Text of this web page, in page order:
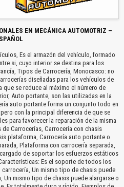
EN MECÁNICA AUTOMOTRIZ –
Es el armazón del vehículo, formado
si, cuyo interior se destina para los
Tipos de Carrocería, Monocasco: no
diseñadas para los vehículos de
se reduce al máximo el número de
Auto portante, son las utilizadas en la
auto portante forma un conjunto todo en
con la principal diferencia de que se
para favorecer la reparación de la misma
Carrocerías, Carrocería con chasis
plataforma, Carrocería auto portante o
Plataforma con carrocería separada,
de soportar los esfuerzos estáticos
Es el soporte de todos los
Un mismo tipo de chasis puede
Un mismo tipo de chasis puede alargarse o